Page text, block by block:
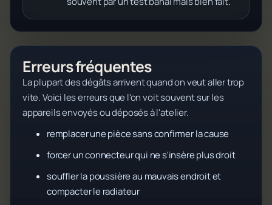
Erreurs fréquentes
La plupart des dégâts arrivent quand on veut aller trop
vite. Voici les erreurs que l'on voit souvent sur les
appareils envoyés ou déposés à l'atelier.
remplacer une pièce sans confirmer la cause
forcer un connecteur qui ne s'insère plus droit
souffler la poussière au mauvais endroit et
compacter le radiateur